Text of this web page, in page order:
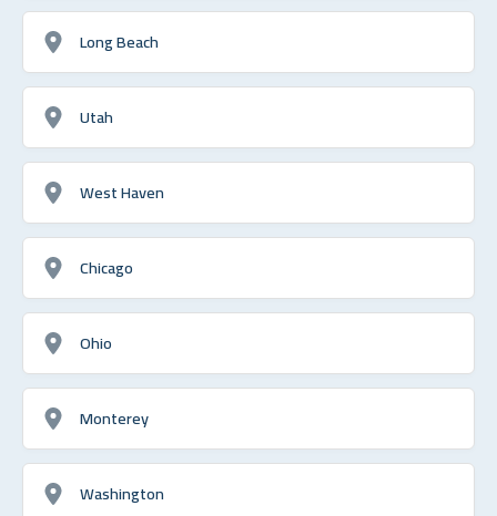
Long Beach
Utah
West Haven
Chicago
Ohio
Monterey
Washington